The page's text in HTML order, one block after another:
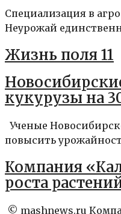
Специализация в
Неурожай
Жизнь поля 11
кукурузы на
Ученые
повысить
Компания
роста
© mashnews.ru